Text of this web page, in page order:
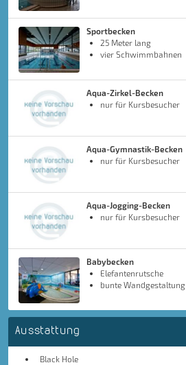
Sportbecken
25 Meter lang
vier Schwimmbahnen
Aqua-Zirkel-Becken
nur für Kursbesucher
Aqua-Gymnastik-Becken
nur für Kursbesucher
Aqua-Jogging-Becken
nur für Kursbesucher
Babybecken
Elefantenrutsche
bunte Wandgestaltung
Ausstattung
Black Hole